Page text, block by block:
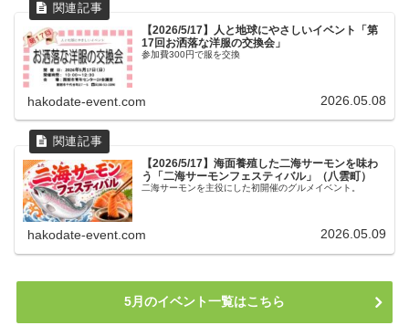
【2026/5/17】人と地球にやさしいイベント「第
17回お洒落な洋服の交換会」
参加費300円で服を交換
hakodate-event.com 2026.05.08
【2026/5/17】海面養殖した二海サーモンを味わ
う「二海サーモンフェスティバル」（八雲町）
二海サーモンを主役にした初開催のグルメイベント。
hakodate-event.com 2026.05.09
5月のイベント一覧はこちら